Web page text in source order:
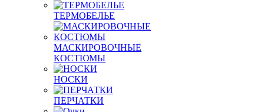
ТЕРМОБЕЛЬЕ
МАСКИРОВОЧНЫЕ
КОСТЮМЫ
НОСКИ
ПЕРЧАТКИ